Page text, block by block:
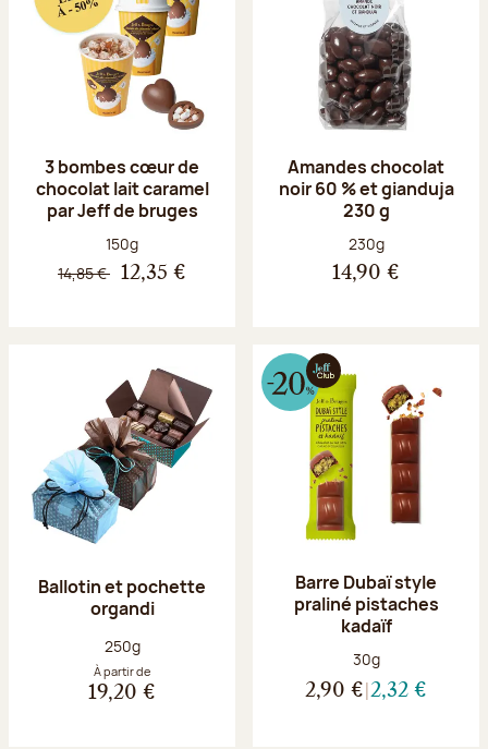
3 bombes cœur de
chocolat lait caramel
par Jeff de bruges
Poids net :
150g
14,85 € 12,35 €
Amandes chocolat
noir 60 % et gianduja
230 g
Poids net :
230g
14,90 €
Ballotin et pochette
organdi
Poids net :
250g
À partir de
19,20 €
Barre Dubaï style
praliné pistaches
kadaïf
Poids net :
30g
2,90 € 2,32 €